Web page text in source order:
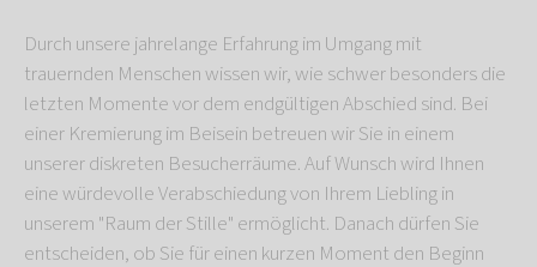
Durch unsere jahrelange Erfahrung im Umgang mit
trauernden Menschen wissen wir, wie schwer besonders die
letzten Momente vor dem endgültigen Abschied sind. Bei
einer Kremierung im Beisein betreuen wir Sie in einem
unserer diskreten Besucherräume. Auf Wunsch wird Ihnen
eine würdevolle Verabschiedung von Ihrem Liebling in
unserem "Raum der Stille" ermöglicht. Danach dürfen Sie
entscheiden, ob Sie für einen kurzen Moment den Beginn